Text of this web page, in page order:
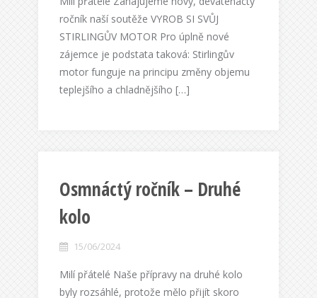
ročník naší soutěže VYROB SI SVŮJ
STIRLINGŮV MOTOR Pro úplně nové
zájemce je podstata taková: Stirlingův
motor funguje na principu změny objemu
teplejšího a chladnějšího […]
Osmnáctý ročník – Druhé
kolo
15/06/2024
Milí přátelé Naše přípravy na druhé kolo
byly rozsáhlé, protože mělo přijít skoro